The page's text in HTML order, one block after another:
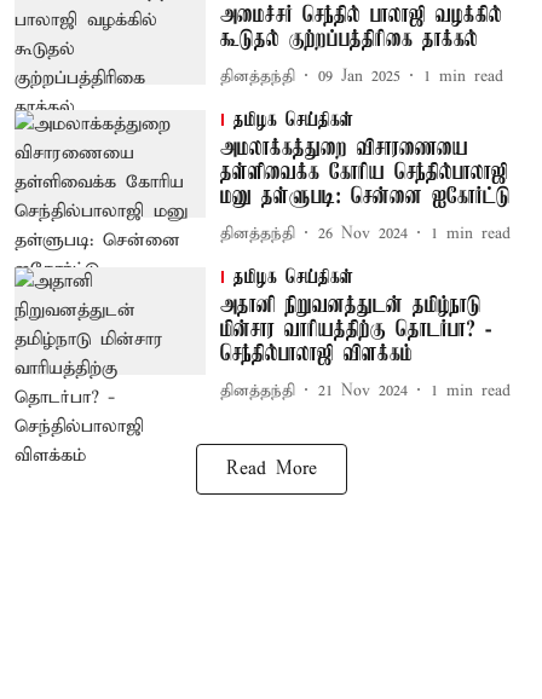
அமைச்சர் செந்தில் பாலாஜி வழக்கில்
கூடுதல் குற்றப்பத்திரிகை தாக்கல்
தினத்தந்தி 09 Jan 2025 1 min read
தமிழக செய்திகள்
அமலாக்கத்துறை விசாரணையை
தள்ளிவைக்க கோரிய செந்தில்பாலாஜி
மனு தள்ளுபடி: சென்னை ஐகோர்ட்டு
தினத்தந்தி 26 Nov 2024 1 min read
தமிழக செய்திகள்
அதானி நிறுவனத்துடன் தமிழ்நாடு
மின்சார வாரியத்திற்கு தொடர்பா? -
செந்தில்பாலாஜி விளக்கம்
தினத்தந்தி 21 Nov 2024 1 min read
Read More